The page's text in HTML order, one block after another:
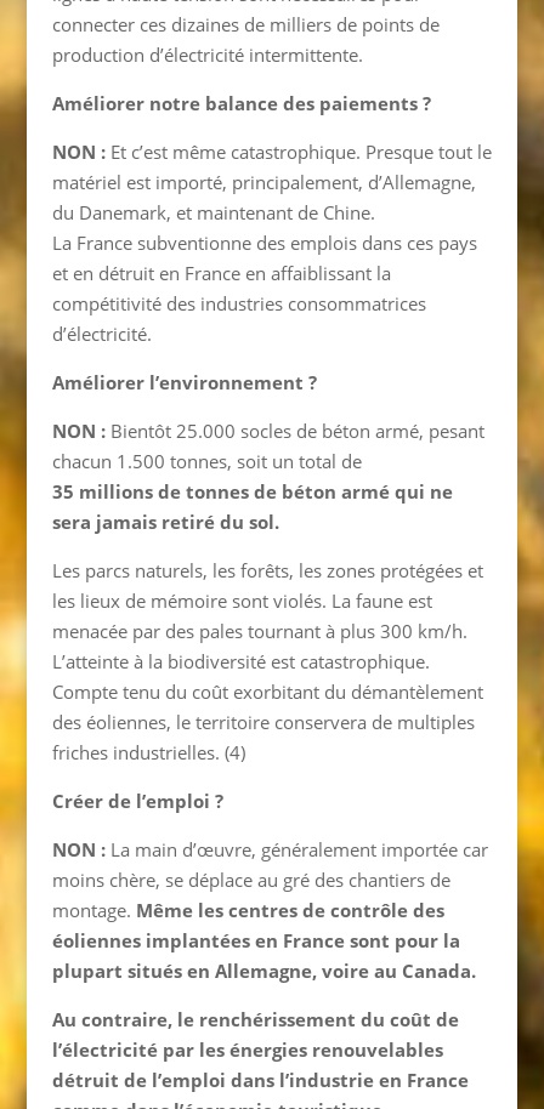
connecter ces dizaines de milliers de points de
production d’électricité intermittente.
Améliorer notre balance des paiements ?
NON :Et c’est même catastrophique. Presque tout le
matériel est importé, principalement, d’Allemagne,
du Danemark, et maintenant de Chine.
La France subventionne des emplois dans ces pays
et en détruit en France en affaiblissant la
compétitivité des industries consommatrices
d’électricité.
Améliorer l’environnement ?
NON : Bientôt 25.000 socles de béton armé, pesant
chacun 1.500 tonnes, soit un total de
35 millions de tonnes de béton armé qui ne
sera jamais retiré du sol.
Les parcs naturels, les forêts, les zones protégées et
les lieux de mémoire sont violés. La faune est
menacée par des pales tournant à plus 300 km/h.
L’atteinte à la biodiversité est catastrophique.
Compte tenu du coût exorbitant du démantèlement
des éoliennes, le territoire conservera de multiples
friches industrielles. (4)
Créer de l’emploi ?
NON :La main d’œuvre, généralement importée car
moins chère, se déplace au gré des chantiers de
montage. Même les centres de contrôle des
éoliennes implantées en France sont pour la
plupart situés en Allemagne, voire au Canada.
Au contraire, le renchérissement du coût de
l’électricité par les énergies renouvelables
détruit de l’emploi dans l’industrie en France